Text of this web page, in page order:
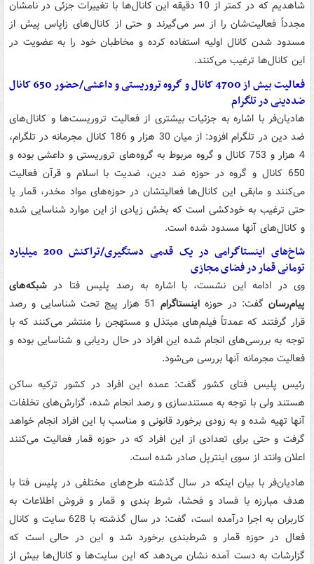
شاهدیم که در کمتر از 10 دقیقه این کانال‌ها با تغییرات جزئی در نامشان
مجدداً فعالیت‌شان را از سر می‌گیرند و حتی از کانال‌های زاپاس پیش از
مسدود شدن کانال اولیه استفاده کرده و مخاطبان خود را به عضویت در
این کانال‌ها ترغیب می‌کنند.
فعالیت بیش از 4700 کانال و گروه تروریستی و داعشی/حضور 650 کانال
ضددینی در تلگرام
هادیان‌فر با اشاره به جزئیات بیشتری از فعالیت تروریست‌ها و کانال‌های
ضد دین در تلگرام افزود: از میان 30 هزار و 186 کانال مجرمانه در تلگرام،
4 هزار و 753 کانال و گروه مربوط به گروه‌های تروریستی و داعشی بوده و
650 کانال و گروه در حوزه ضد دین، ضدیت با اسلام و قرآن فعالیت
می‌کنند و مابقی این کانال‌ها فعالیتشان در حوزه‌های مواد مخدر، قمار یا
حتی ترغیب به خودکشی است که بخش زیادی از این موارد شناسایی شده
و کانال‌های آنها مسدود شده است.
شاخ‌های اینستاگرامی در یک قدمی دستگیری/تراکنش 200 میلیارد
تومانی قمار در فضای مجازی
وی در ادامه این نشست، با اشاره به رصد پلیس فتا در شبکه‌های
پیام‌رسان گفت: در حوزه اینستاگرام
51 هزار پیج تحت شناسایی و رصد
قرار گرفتند که عمدتاً فیلم‌های مبتذل و مستهجن را منتشر می‌کنند که با
توجه به بررسی‌های انجام شده این افراد در حال ردیابی و شناسایی بوده و
فعالیت مجرمانه آنها بررسی می‌شود.
رئیس پلیس فتای کشور گفت: عمده این افراد در کشور ترکیه ساکن
هستند ولی با توجه به مستندسازی و رصد انجام شده، گزارش‌های تخلفات
آنها تهیه شده و به زودی برخورد قانونی و مناسب با این افراد انجام خواهد
گرفت و حتی برای تعدادی از این افراد که در حوزه قمار فعالیت می‌کنند
اعلان وانتد از سوی اینترپل صادر شده است.
هادیان‌فر با بیان اینکه در سال گذشته طرح‌های مختلفی در پلیس فتا با
هدف مبارزه با فساد و فحشا، شرط‌ بندی و قمار و فروش اطلاعات به
کاربران به اجرا درآمده است، گفت: در سال گذشته با 628 سایت و کانال
فعال در حوزه قمار و شرط‌بندی برخورد شد و این در حالی است که
گزارشات به دست آمده نشان می‌دهد که این سایت‌ها و کانال‌ها بیش از